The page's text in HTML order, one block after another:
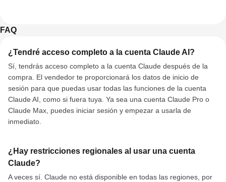
FAQ
¿Tendré acceso completo a la cuenta Claude AI?
Sí, tendrás acceso completo a la cuenta Claude después de la
compra. El vendedor te proporcionará los datos de inicio de
sesión para que puedas usar todas las funciones de la cuenta
Claude AI, como si fuera tuya. Ya sea una cuenta Claude Pro o
Claude Max, puedes iniciar sesión y empezar a usarla de
inmediato.
¿Hay restricciones regionales al usar una cuenta
Claude?
A veces sí. Claude no está disponible en todas las regiones, por